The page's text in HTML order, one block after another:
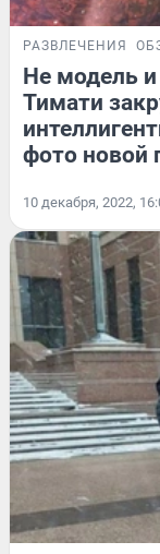
РАЗВЛЕЧЕНИЯ
Не модель
Тимати
фото новой
10 декабря, 2022,